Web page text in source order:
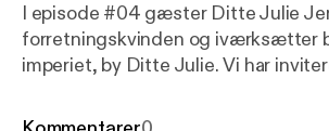
I episode #04 gæster Ditte Julie
forretningskvinden og iværksætter
imperiet, by Ditte Julie. Vi har
personlig branding. Vi har en